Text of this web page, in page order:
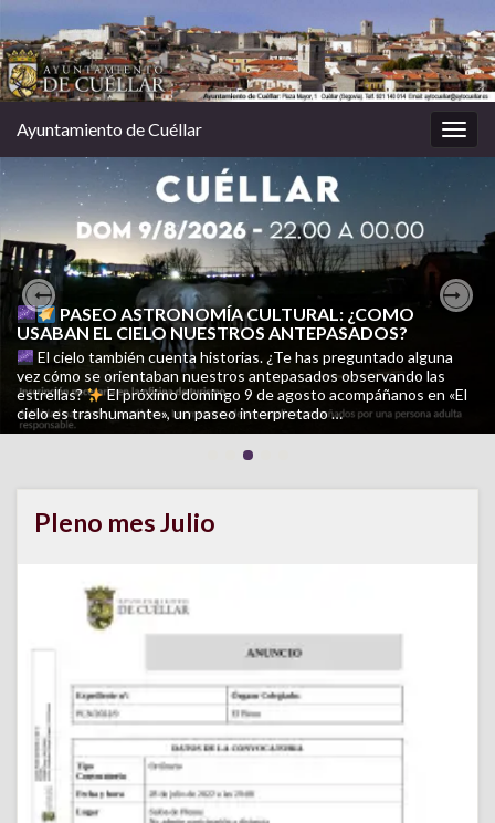
la
Ayuntamiento de Cuéllar
PASEO ASTRONOMÍA CULTURAL: ¿COMO
USABAN EL CIELO NUESTROS ANTEPASADOS?
El cielo también cuenta historias. ¿Te has preguntado alguna
vez cómo se orientaban nuestros antepasados observando las
estrellas?
El próximo domingo 9 de agosto acompáñanos en «El
cielo es trashumante», un paseo interpretado …
AVISO IMPORTANTE | Corte de suministro eléctrico
Naturgy ha comunicado que, debido a trabajos de mantenimiento y
desarrollo en la red eléctrica, el viernes 7 de agosto, entre las 8:30
y las 17:30 horas, se producirá un corte programado del suministro
eléctrico …
Previous
Pleno mes Julio